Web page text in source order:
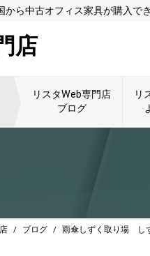
ら中古オフィス家具が購入で
店
リスタWeb専門店
ブログ
リ
ブログ 雨傘しずく取り場 し